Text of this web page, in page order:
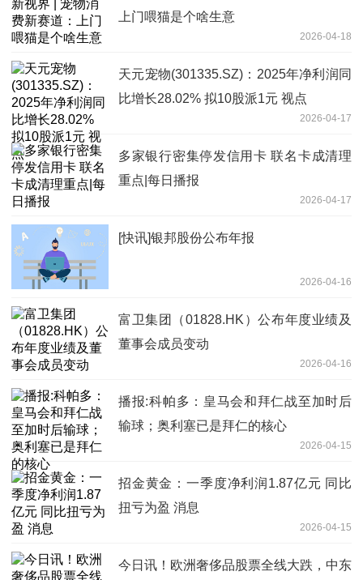
上门喂猫是个啥生意
2026-04-18
天元宠物(301335.SZ)：2025年净利润同
比增长28.02% 拟10股派1元 视点
2026-04-17
多家银行密集停发信用卡 联名卡成清理
重点|每日播报
2026-04-17
[快讯]银邦股份公布年报
2026-04-16
富卫集团（01828.HK）公布年度业绩及
董事会成员变动
2026-04-16
播报:科帕多：皇马会和拜仁战至加时后
输球；奥利塞已是拜仁的核心
2026-04-15
招金黄金：一季度净利润1.87亿元 同比
扭亏为盈 消息
2026-04-15
今日讯！欧洲奢侈品股票全线大跌，中东